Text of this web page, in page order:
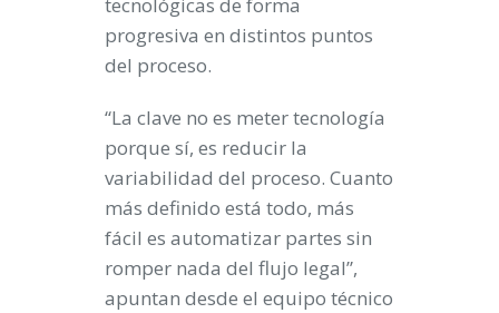
tecnológicas de forma
progresiva en distintos puntos
del proceso.
“La clave no es meter tecnología
porque sí, es reducir la
variabilidad del proceso. Cuanto
más definido está todo, más
fácil es automatizar partes sin
romper nada del flujo legal”,
apuntan desde el equipo técnico